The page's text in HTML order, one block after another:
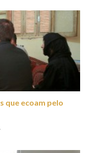
que ecoam pelo